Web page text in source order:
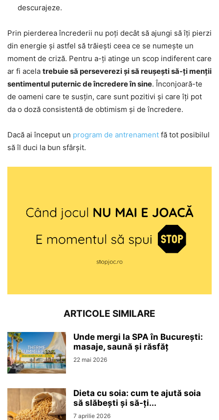
descurajeze.
Prin pierderea încrederii nu poți decât să ajungi să îți pierzi
din energie și astfel să trăiești ceea ce se numește un
moment de criză. Pentru a-ți atinge un scop indiferent care
ar fi acela trebuie să perseverezi și să reușești să-ți menții
sentimentul puternic de încredere în sine. Înconjoară-te
de oameni care te susțin, care sunt pozitivi și care îți pot
da o doză consistentă de obtimism și de încredere.
Dacă ai început un program de antrenament fă tot posibilul
să îl duci la bun sfârșit.
ARTICOLE SIMILARE
Unde mergi la SPA în București:
masaje, saună și răsfăț
22 mai 2026
Dieta cu soia: cum te ajută soia
să slăbești și să-ți...
7 aprilie 2026